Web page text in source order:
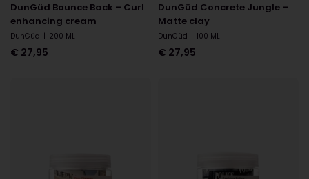
DunGüd Bounce Back – Curl
enhancing cream
DunGüd | 200 ML
€ 27,95
DunGüd Concrete Jungle –
Matte clay
DunGüd | 100 ML
€ 27,95